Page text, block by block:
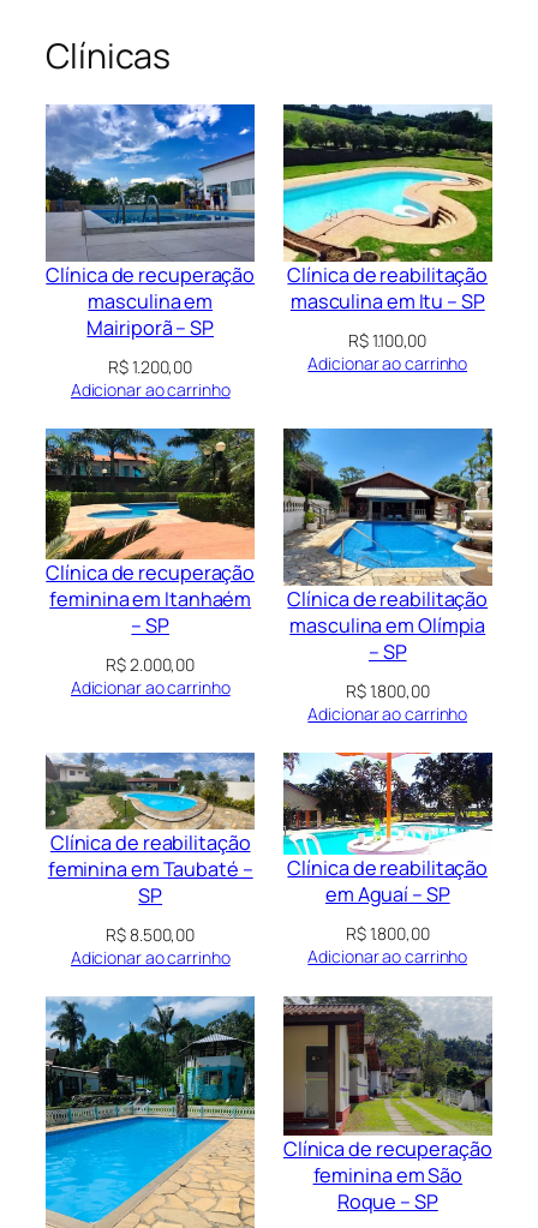
Clínicas
Clínica de recuperação
masculina em
Mairiporã – SP
R$1.200,00
Adicionar ao carrinho
Clínica de reabilitação
masculina em Itu – SP
R$1.100,00
Adicionar ao carrinho
Clínica de recuperação
feminina em Itanhaém
– SP
R$2.000,00
Adicionar ao carrinho
Clínica de reabilitação
masculina em Olímpia
– SP
R$1.800,00
Adicionar ao carrinho
Clínica de reabilitação
feminina em Taubaté –
SP
R$8.500,00
Adicionar ao carrinho
Clínica de reabilitação
em Aguaí – SP
R$1.800,00
Adicionar ao carrinho
Clínica de recuperação
feminina em São
Roque – SP